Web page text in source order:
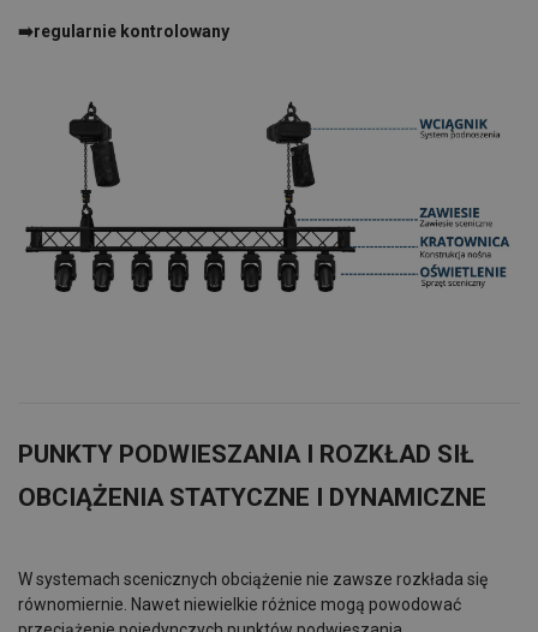
➡️regularnie kontrolowany
PUNKTY PODWIESZANIA I ROZKŁAD SIŁ
OBCIĄŻENIA STATYCZNE I DYNAMICZNE
W systemach scenicznych obciążenie nie zawsze rozkłada się
równomiernie. Nawet niewielkie różnice mogą powodować